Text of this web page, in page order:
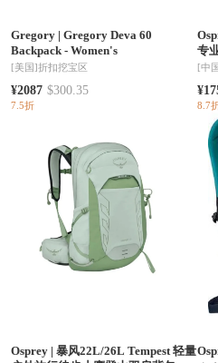
Gregory| Gregory Deva 60
Backpack - Women's
[美国]折扣挖宝区
¥2087 $300.35
7.5折
专
背
[中
8.7
Osprey| 暴风22L/26L Tempest 轻量